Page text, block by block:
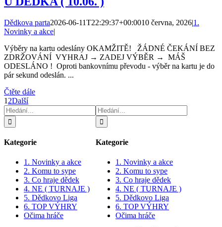
Dědkova parta2026-06-11T22:29:37+00:0010 června, 2026|1.
Novinky a akce|
Výběry na kartu odeslány OKAMŽITĚ! ŽÁDNÉ ČEKÁNÍ BEZ
ZDRŽOVÁNÍ VYHRAJ → ZADEJ VÝBĚR → MÁŠ
ODESLÁNO ! Oproti bankovnímu převodu - výběr na kartu je do
pár sekund odeslán. ...
Čtěte dále
1 2Další
Hledat:
Kategorie
1. Novinky a akce
2. Komu to sype
3. Co hraje dědek
4. NE ( TURNAJE )
5. Dědkovo Liga
6. TOP VÝHRY
Očima hráče
Hledat:
Kategorie
1. Novinky a akce
2. Komu to sype
3. Co hraje dědek
4. NE ( TURNAJE )
5. Dědkovo Liga
6. TOP VÝHRY
Očima hráče